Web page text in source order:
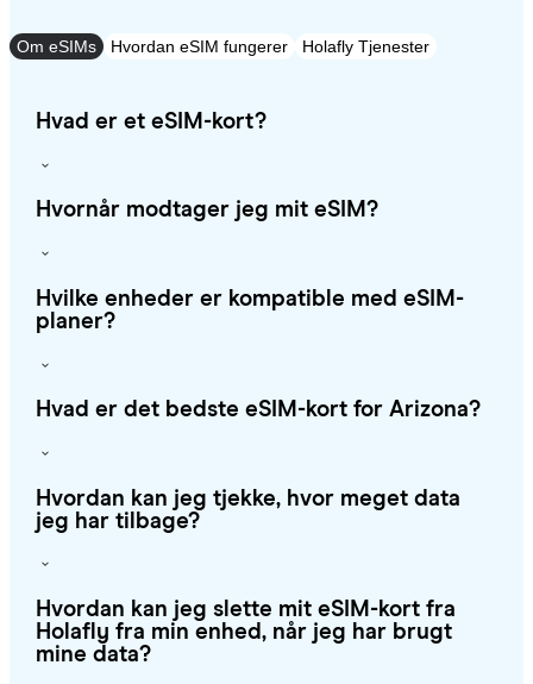
Om eSIMs Hvordan eSIM fungerer Holafly Tjenester
Hvad er et eSIM-kort?
Hvornår modtager jeg mit eSIM?
Hvilke enheder er kompatible med eSIM-
planer?
Hvad er det bedste eSIM-kort for Arizona?
Hvordan kan jeg tjekke, hvor meget data
jeg har tilbage?
Hvordan kan jeg slette mit eSIM-kort fra
Holafly fra min enhed, når jeg har brugt
mine data?